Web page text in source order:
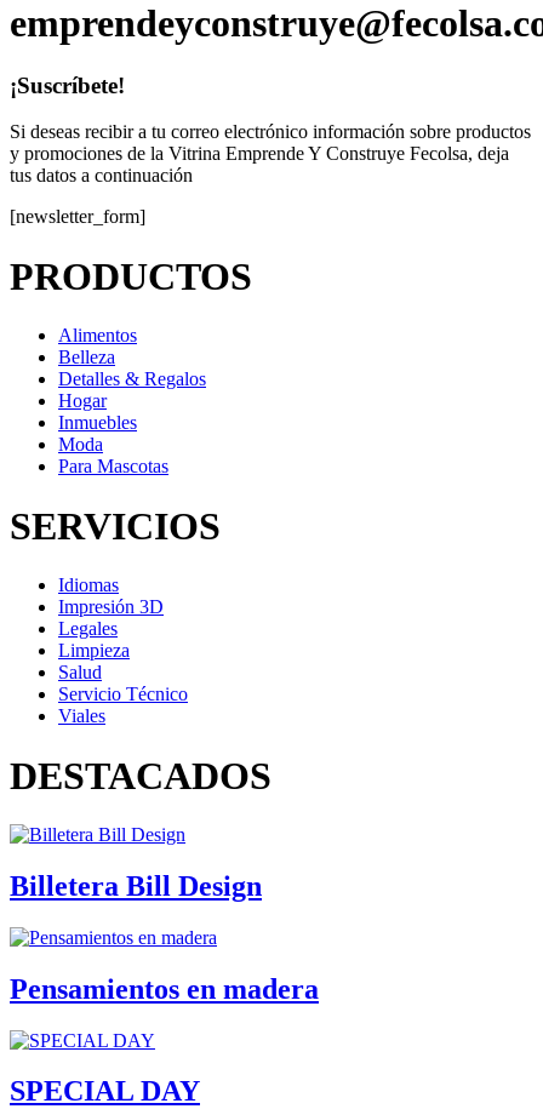
¡Suscríbete!
Si deseas recibir a tu correo electrónico información sobre productos
y promociones de la Vitrina Emprende Y Construye Fecolsa, deja
tus datos a continuación
[newsletter_form]
PRODUCTOS
Alimentos
Belleza
Detalles & Regalos
Hogar
Inmuebles
Moda
Para Mascotas
SERVICIOS
Idiomas
Impresión 3D
Legales
Limpieza
Salud
Servicio Técnico
Viales
DESTACADOS
Billetera Bill Design
Pensamientos en madera
SPECIAL DAY